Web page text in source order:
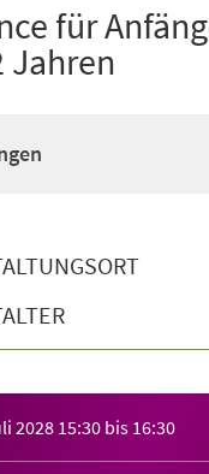
für
Jahren
2028 15:30 bis 16:30